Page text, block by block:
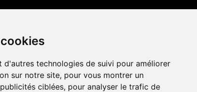
d'autres technologies de suivi pour améliorer
sur notre site, pour vous montrer un
ciblées, pour analyser le trafic de